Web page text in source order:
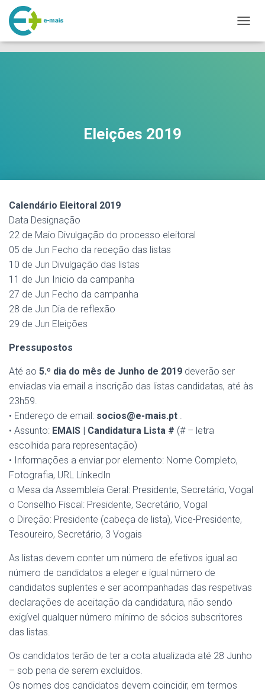
L
T
makeporngreatagain.pro
www.yeahporn.top
a seductive occasion.
fuck.
Eleições 2019
Calendário Eleitoral 2019
Data Designação
22 de Maio Divulgação do processo eleitoral
05 de Jun Fecho da receção das listas
10 de Jun Divulgação das listas
11 de Jun Inicio da campanha
27 de Jun Fecho da campanha
28 de Jun Dia de reflexão
29 de Jun Eleições
Pressupostos
Até ao 5.º dia do mês de Junho de 2019 deverão ser
enviadas via email a inscrição das listas candidatas, até às
23h59.
• Endereço de email: socios@e-mais.pt .
• Assunto: EMAIS | Candidatura Lista # (# – letra
escolhida para representação)
• Informações a enviar por elemento: Nome Completo,
Fotografia, URL LinkedIn
o Mesa da Assembleia Geral: Presidente, Secretário, Vogal
o Conselho Fiscal: Presidente, Secretário, Vogal
o Direção: Presidente (cabeça de lista), Vice-Presidente,
Tesoureiro, Secretário, 3 Vogais
As listas devem conter um número de efetivos igual ao
número de candidatos a eleger e igual número de
candidatos suplentes e ser acompanhadas das respetivas
declarações de aceitação da candidatura, não sendo
exigível qualquer número mínimo de sócios subscritores
das listas.
Os candidatos terão de ter a cota atualizada até 28 Junho
– sob pena de serem excluídos.
Os nomes dos candidatos devem coincidir, em termos